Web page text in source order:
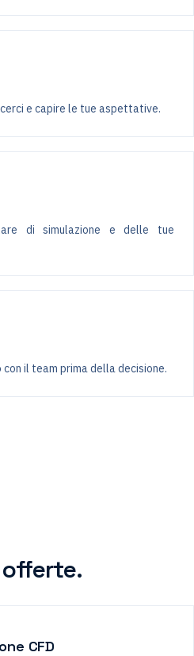
e capire le tue aspettative.
di simulazione e delle tue
il team prima della decisione.
CFD